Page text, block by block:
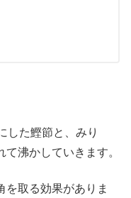
した鰹節と、みり
沸かしていきます。
を取る効果がありま